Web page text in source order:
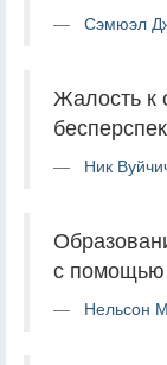
Сэмюэл
Жалость к
Ник
с помощью
Нельсон